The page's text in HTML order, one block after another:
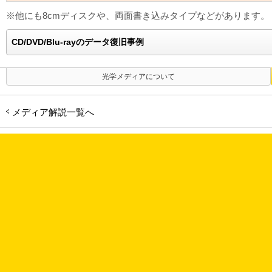
※他にも8cmディスクや、両面書き込みタイプなどがあります。
CD/DVD/Blu-rayのデータ復旧事例
光学メディアについて
メディア解説一覧へ